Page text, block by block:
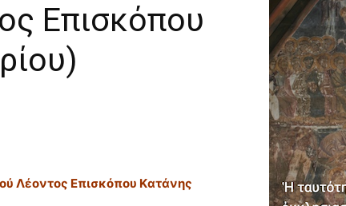
Eπισκόπου
Λέοντος Eπισκόπου Kατάνης